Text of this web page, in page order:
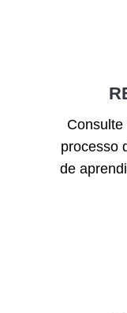
processo
de